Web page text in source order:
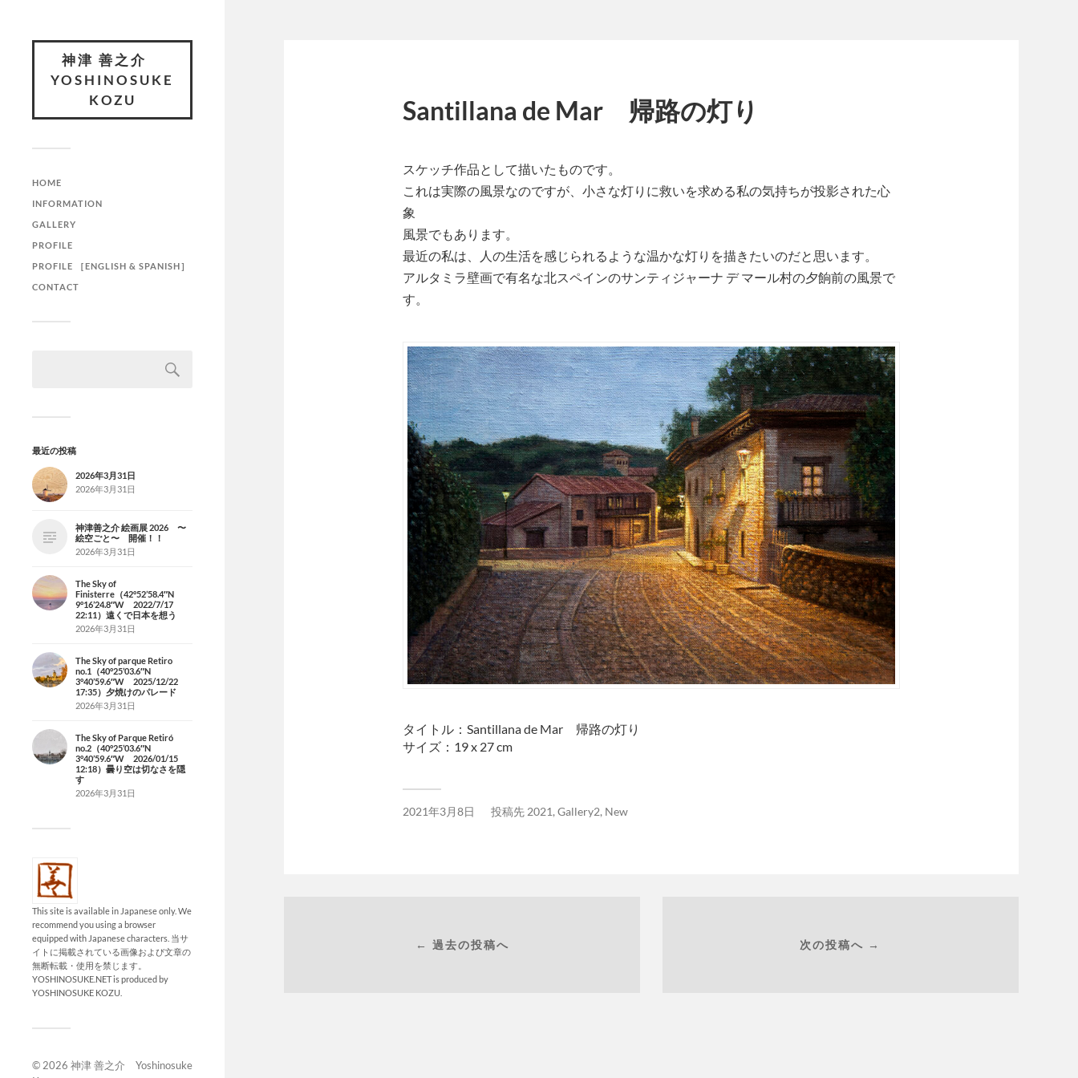
神津 善之介
YOSHINOSUKE
KOZU
HOME
INFORMATION
GALLERY
PROFILE
PROFILE ［ENGLISH & SPANISH］
CONTACT
最近の投稿
2026年3月31日
2026年3月31日
神津善之介 絵画展 2026 〜
絵空ごと〜 開催！！
2026年3月31日
The Sky of
Finisterre（42°52’58.4″N
9°16’24.8″W 2022/7/17
22:11）遠くで日本を想う
2026年3月31日
The Sky of parque Retiro
no.1（40°25’03.6″N
3°40’59.6″W 2025/12/22
17:35）夕焼けのパレード
2026年3月31日
The Sky of Parque Retiró
no.2（40°25’03.6″N
3°40’59.6″W 2026/01/15
12:18）曇り空は切なさを隠
す
2026年3月31日
This site is available in Japanese only. We
recommend you using a browser
equipped with Japanese characters. 当サ
イトに掲載されている画像および文章の
無断転載・使用を禁じます。
YOSHINOSUKE.NET is produced by
YOSHINOSUKE KOZU.
© 2026 神津 善之介 Yoshinosuke
Santillana de Mar 帰路の灯り
スケッチ作品として描いたものです。
これは実際の風景なのですが、小さな灯りに救いを求める私の気持ちが投影された心
象
風景でもあります。
最近の私は、人の生活を感じられるような温かな灯りを描きたいのだと思います。
アルタミラ壁画で有名な北スペインのサンティジャーナ デ マール村の夕餉前の風景で
す。
タイトル：Santillana de Mar 帰路の灯り
サイズ：19 x 27 cm
2021年3月8日 投稿先 2021, Gallery2, New
← 過去の投稿へ 次の投稿へ →